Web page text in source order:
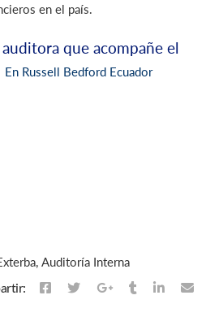
en el país.
auditora que acompañe el
En Russell Bedford Ecuador
, Auditoría Interna